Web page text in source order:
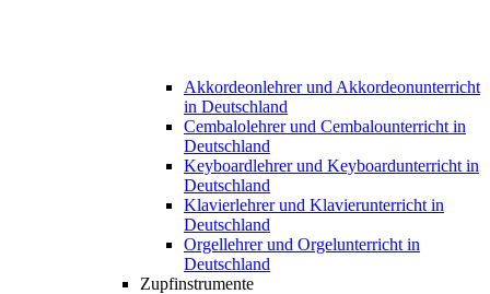
Akkordeonlehrer und Akkordeonunterricht
in Deutschland
Cembalolehrer und Cembalounterricht in
Deutschland
Keyboardlehrer und Keyboardunterricht in
Deutschland
Klavierlehrer und Klavierunterricht in
Deutschland
Orgellehrer und Orgelunterricht in
Deutschland
Zupfinstrumente